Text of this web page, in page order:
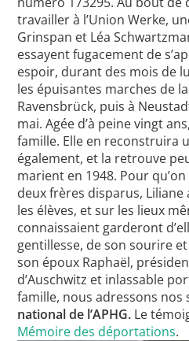
travailler à l’Union Werke,
Grinspan et Léa
essayent fugacement de
espoir, durant des mois de
les épuisantes marches de
Ravensbrück, puis à
mai. Agée d’à peine vingt
famille. Elle en reconstruira
également, et la retrouve
marient en 1948. Pour
deux frères disparus,
les élèves, et sur les lieux
connaissaient garderont
gentillesse, de son sourire
son époux Raphaël,
d’Auschwitz et inlassable
famille, nous adressons nos
national de l’APHG. Le
Mémoire des déportations.